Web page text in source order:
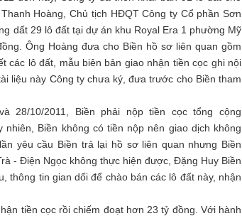
Hoàng, Chủ tịch HĐQT Công ty Cổ phần Sơn
dất 29 lô đất tại dự án khu Royal Era 1 phường Mỹ
Ông Hoàng đưa cho Biền hồ sơ liên quan gồm
các lô đất, mẫu biên bản giao nhận tiền cọc ghi nội
liệu này Công ty chưa ký, đưa trước cho Biền tham
28/10/2011, Biền phải nộp tiền cọc tổng cộng
Biền không có tiền nộp nên giao dịch không
yêu cầu Biền trả lại hồ sơ liên quan nhưng Biền
- Điện Ngọc không thực hiện được, Đặng Huy Biền
thông tin gian dối để chào bán các lô đất này, nhận
tiền cọc rồi chiếm đoạt hơn 23 tỷ đồng. Với hành